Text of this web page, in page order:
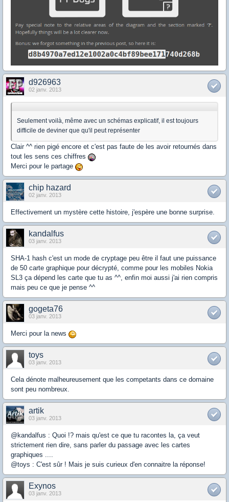
d926963
02 janv. 2013
Seulement voilà, même avec un schémas explicatif, il est toujours
difficile de deviner que qu'il peut représenter
Clair ^^ rien pigé encore et c'est pas faute de les avoir retournés dans
tout les sens ces chiffres
Merci pour le partage
chip hazard
02 janv. 2013
Effectivement un mystère cette histoire, j'espère une bonne surprise.
kandalfus
03 janv. 2013
SHA-1 hash c'est un mode de cryptage peu être il faut une puissance
de 50 carte graphique pour décrypté, comme pour les mobiles Nokia
SL3 ça dépend les carte que tu as ^^, enfin moi aussi j'ai rien compris
mais peu ce que je pense ^^
gogeta76
03 janv. 2013
Merci pour la news
toys
03 janv. 2013
Cela dénote malheureusement que les competants dans ce domaine
sont peu nombreux.
artik
03 janv. 2013
@kandalfus : Quoi !? mais qu'est ce que tu racontes la, ça veut
strictement rien dire, sans parler du passage avec les cartes
graphiques ....
@toys : C'est sûr ! Mais je suis curieux d'en connaitre la réponse!
Exynos
03 janv. 2013